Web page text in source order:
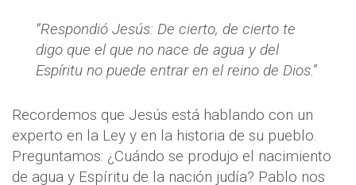
“Respondió Jesús: De cierto, de cierto te
digo que el que no nace de agua y del
Espíritu no puede entrar en el reino de Dios.”
Recordemos que Jesús está hablando con un
experto en la Ley y en la historia de su pueblo.
Preguntamos: ¿Cuándo se produjo el nacimiento
de agua y Espíritu de la nación judía? Pablo nos